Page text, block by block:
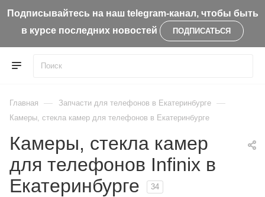
Подписывайтесь на наш telegram-канал, чтобы быть
в курсе последних новостей
ПОДПИСАТЬСЯ
Главная — Запчасти для телефонов в Екатеринбурге —
Камеры, стекла камер для телефонов в Екатеринбурге
Камеры, стекла камер
для телефонов Infinix в
Екатеринбурге
34